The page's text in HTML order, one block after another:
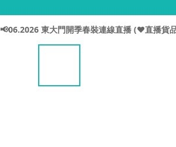
📢06.2026 東大門開季春裝連線直播 (♥️直播貨